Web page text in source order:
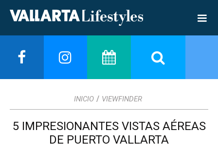
INICIO / VIEWFINDER
5 IMPRESIONANTES VISTAS AÉREAS
DE PUERTO VALLARTA